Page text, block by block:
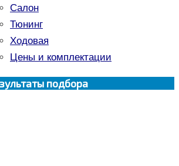
Салон
Тюнинг
Ходовая
Цены и комплектации
подбора